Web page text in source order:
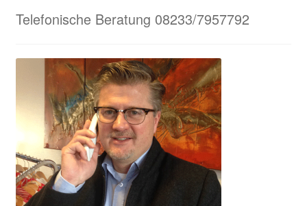
Telefonische Beratung 08233/7957792